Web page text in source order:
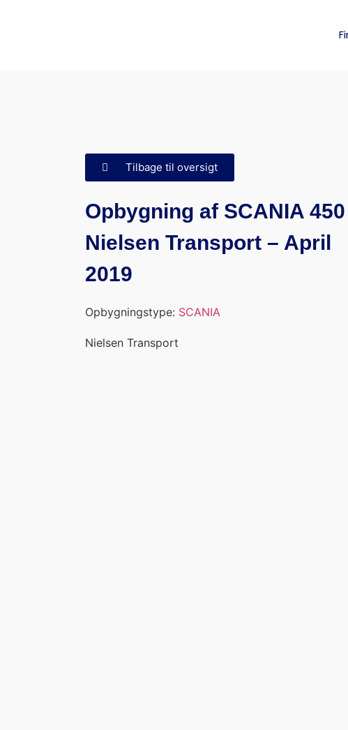
Tilbage til oversigt
Opbygning af SCANIA
Nielsen Transport – April
2019
Opbygningstype: SCANIA
Nielsen Transport